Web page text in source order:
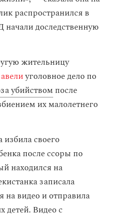
распространился в
начали доследственную
жительницу
уголовное дело по
убийством после
их малолетнего
своего
после ссоры по
находился на
записала
видео и отправила
детей. Видео с